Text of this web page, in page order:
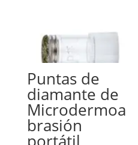
Puntas de
diamante de
Microdermoa
brasión